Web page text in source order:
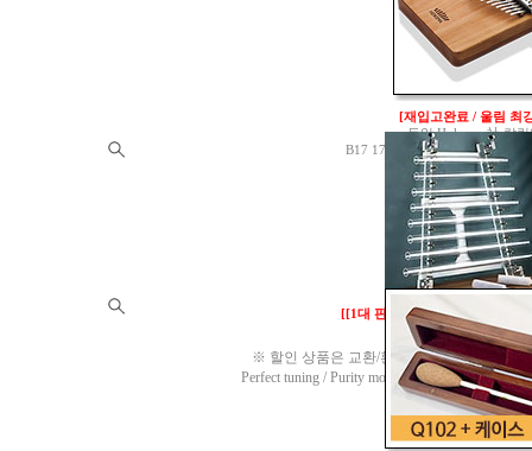
샤프트
그립 사이즈 Ø25 x
60,000원
[재입고완료 / 울림 최
독일 Hokema 社 칼림
B17 17음 17Keys(A=440Hz)
A=440Hz
190,000원
[[1대 판매 가능]99.99% 순도 크
432Hz
※ 할인 상품은 교환/환불이 되지 않습니다.
Perfect tuning / Purity more than 99.99% Crystal
1,500,000원